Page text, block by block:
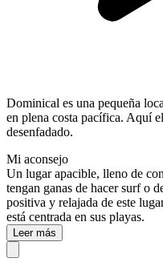
Dominical es una pequeña
en plena costa pacífica. Aquí
desenfadado.
Mi aconsejo
Un lugar apacible, lleno de
tengan ganas de hacer surf o
positiva y relajada de este
está centrada en sus playas.
Leer más